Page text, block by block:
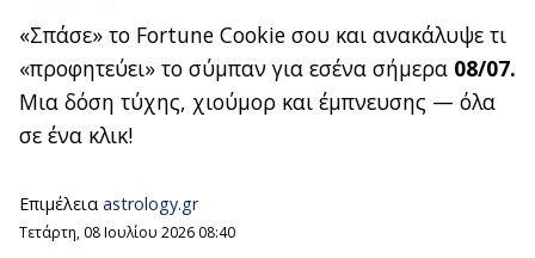
«Σπάσε» το Fortune Cookie σου και ανακάλυψε τι
«προφητεύει» το σύμπαν για εσένα σήμερα 08/07.
Μια δόση τύχης, χιούμορ και έμπνευσης — όλα
σε ένα κλικ!
Επιμέλεια astrology.gr
Τετάρτη, 08 Ιουλίου 2026 08:40